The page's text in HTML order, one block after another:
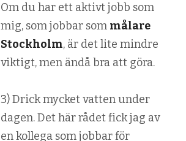
Om du har ett aktivt jobb som
mig, som jobbar som målare
Stockholm, är det lite mindre
viktigt, men ändå bra att göra.
3) Drick mycket vatten under
dagen. Det här rådet fick jag av
en kollega som jobbar för